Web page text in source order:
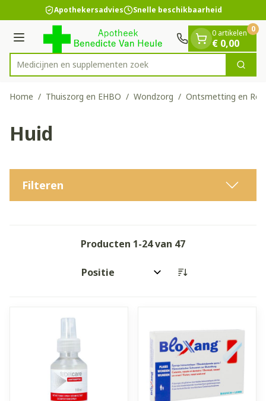
Ga naar de inhoud
1 van 1 Apothekersadvies Snelle beschikbaarheid
Menu
Product, merk, categorie...
Medicijnen e Zoek
0 artikelen
€ 0,00
0
Home / Thuiszorg en EHBO / Wondzorg / Ontsmetting en
Huid
Filteren
Producten 1-24van 47
Sorteer op: